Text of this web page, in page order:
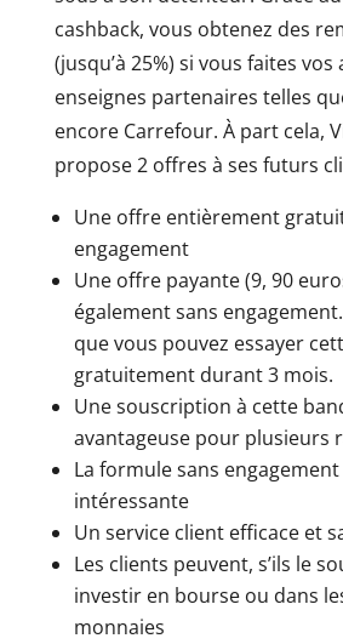
cashback, vous obtenez des
(jusqu’à 25%) si vous faites
enseignes partenaires telles
encore Carrefour. À part cela,
propose 2 offres à ses futurs
Une offre entièrement
engagement
Une offre payante (9, 90
également sans
que vous pouvez essayer
gratuitement durant 3 mois.
Une souscription à cette
avantageuse pour plusieurs
La formule sans
intéressante
Un service client efficace et
Les clients peuvent, s’ils le
investir en bourse ou dans
monnaies